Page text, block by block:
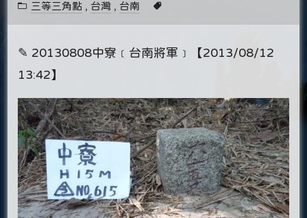
三等三角點 , 台灣 , 台南
✎ 20130808中寮﹝台南將軍﹞【2013/08/12
13:42】